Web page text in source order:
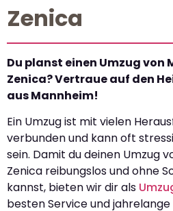
Zenica
Du planst einen Umzug von
Zenica? Vertraue auf den
aus Mannheim!
Ein Umzug ist mit vielen
verbunden und kann oft
sein. Damit du deinen Umzug
Zenica reibungslos und ohne
kannst, bieten wir dir als
besten Service und jahrelange